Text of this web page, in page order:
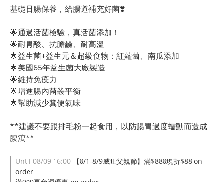
基礎日腸保養，給腸道補充好菌❣️
🌟通過活菌檢驗，真活菌添加！
🌟耐胃酸、抗膽鹼、耐高溫
🌟益生菌+益生元＆超級食物：紅蘿蔔、南瓜添加
🌟美國65年益生菌大廠製造
🌟維持免疫力
🌟增進腸內菌叢平衡
🌟幫助減少糞便氣味
**建議不要跟排毛粉一起食用，以防腸胃過度蠕動而造成
腹瀉**
Until 08/09 16:00 【8/1-8/9威旺父親節】滿$888現折$88 on
order